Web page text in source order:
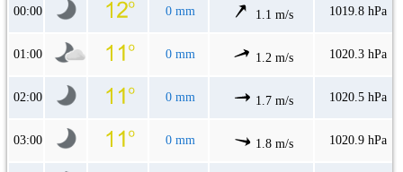
00:00 0 mm 1.1 m/s 1019.8 hPa
01:00 0 mm 1.2 m/s 1020.3 hPa
02:00 0 mm 1.7 m/s 1020.5 hPa
03:00 0 mm 1.8 m/s 1020.9 hPa